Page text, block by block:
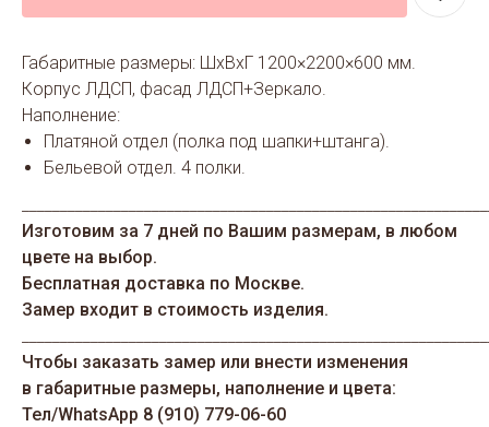
Габаритные размеры: ШхВхГ 1200×2200×600 мм.
Корпус ЛДСП, фасад ЛДСП+Зеркало.
Наполнение:
Платяной отдел (полка под шапки+штанга).
Бельевой отдел. 4 полки.
Изготовим за 7 дней по Вашим размерам, в любом
цвете на выбор.
Бесплатная доставка по Москве.
Замер входит в стоимость изделия.
Чтобы заказать замер или внести изменения
в габаритные размеры, наполнение и цвета:
Тел/WhatsАрp 8 (910) 779-06-60